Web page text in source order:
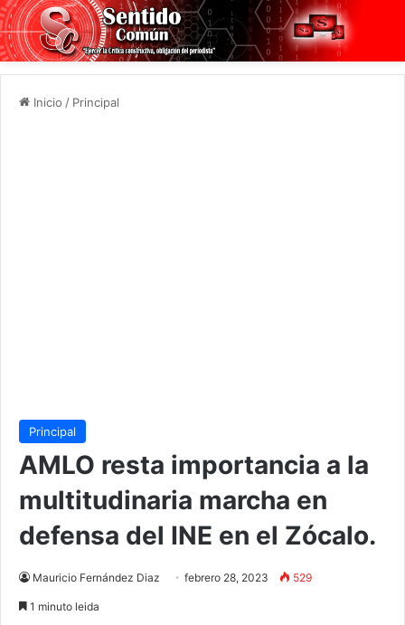
Inicio / Principal
Principal
AMLO resta importancia a la
multitudinaria marcha en
defensa del INE en el Zócalo.
Mauricio Fernández Diaz febrero 28, 2023 529
1 minuto leida